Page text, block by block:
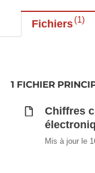
Fichiers 1
1 FICHIER
Chiffres
Mis à jour le